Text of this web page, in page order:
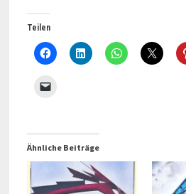
Teilen
Ähnliche Beiträge